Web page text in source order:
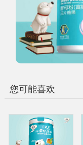
您可能喜欢